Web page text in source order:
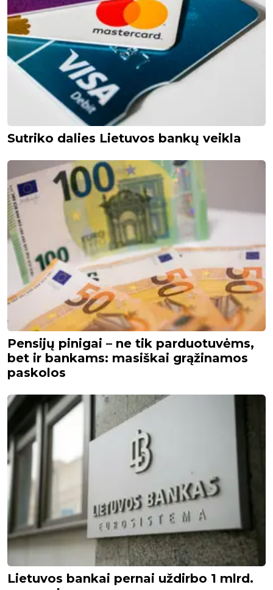
Sutriko dalies Lietuvos bankų veikla
Pensijų pinigai – ne tik parduotuvėms,
bet ir bankams: masiškai grąžinamos
paskolos
Lietuvos bankai pernai uždirbo 1 mlrd.